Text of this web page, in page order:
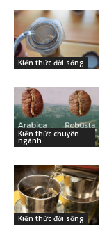
Kiến thức đời sống
Kiến thức chuyên
ngành
Kiến thức đời sống